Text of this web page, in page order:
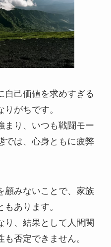
自己価値を求めすぎる
がちです。
まり、いつも戦闘モー
では、心身ともに疲弊
顧みないことで、家族
あります。
り、結果として人間関
否定できません。